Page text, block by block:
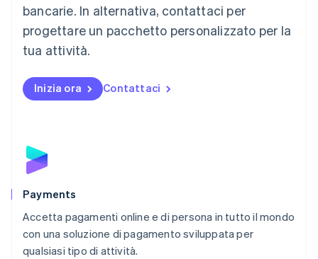
bancarie. In alternativa, contattaci per
progettare un pacchetto personalizzato per la
tua attività.
Inizia ora Contattaci
Payments
Accetta pagamenti online e di persona in tutto il mondo
con una soluzione di pagamento sviluppata per
qualsiasi tipo di attività.
Malta
Messico
EspañolEnglish
English
Nuova Zelanda
Polonia
English
Português
English简体中文
Regno Unito
English